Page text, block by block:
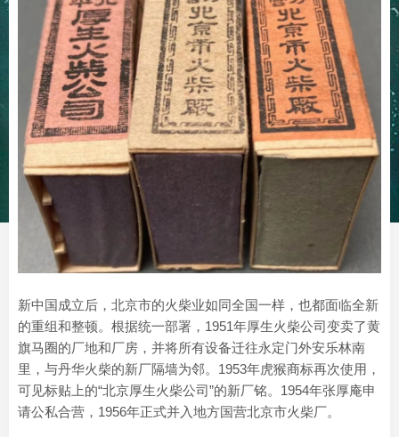
新中国成立后，北京市的火柴业如同全国一样，也都面临全新
的重组和整顿。根据统一部署，1951年厚生火柴公司变卖了黄
旗马圈的厂地和厂房，并将所有设备迁往永定门外安乐林南
里，与丹华火柴的新厂隔墙为邻。1953年虎猴商标再次使用，
可见标贴上的“北京厚生火柴公司”的新厂铭。1954年张厚庵申
请公私合营，1956年正式并入地方国营北京市火柴厂。